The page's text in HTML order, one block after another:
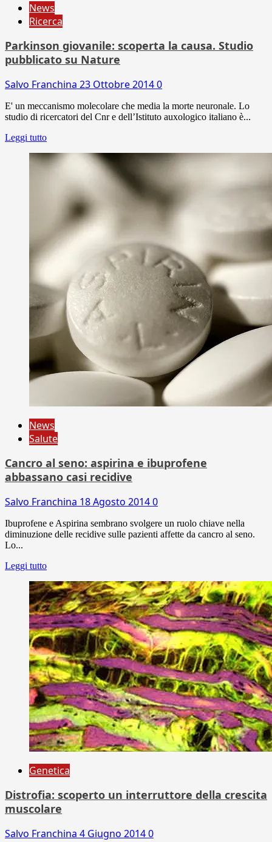
News
Ricerca
Parkinson giovanile: scoperta la causa. Studio
pubblicato su Nature
Salvo Franchina 23 Ottobre 20140
E' un meccanismo molecolare che media la morte neuronale. Lo
studio di ricercatori del Cnr e dell’Istituto auxologico italiano è...
Leggi tutto
News
Salute
Cancro al seno: aspirina e ibuprofene
abbassano casi recidive
Salvo Franchina 18 Agosto 20140
Ibuprofene e Aspirina sembrano svolgere un ruolo chiave nella
diminuzione delle recidive sulle pazienti affette da cancro al seno.
Lo...
Leggi tutto
Genetica
Distrofia: scoperto un interruttore della crescita
muscolare
Salvo Franchina 4 Giugno 20140